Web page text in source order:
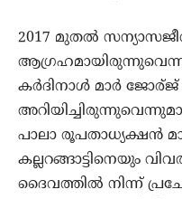
2017 മുതല്‍
കര്‍ദിനാള്‍ മാര്‍
പാലാ രൂപതാധ്യക്ഷന്‍
കല്ലറങ്ങാട്ടിനെയും
ദൈവത്തില്‍ നിന്ന്